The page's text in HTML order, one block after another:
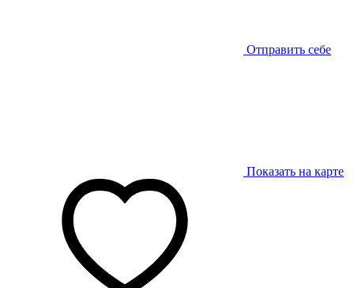
Отправить себе
Показать на карте